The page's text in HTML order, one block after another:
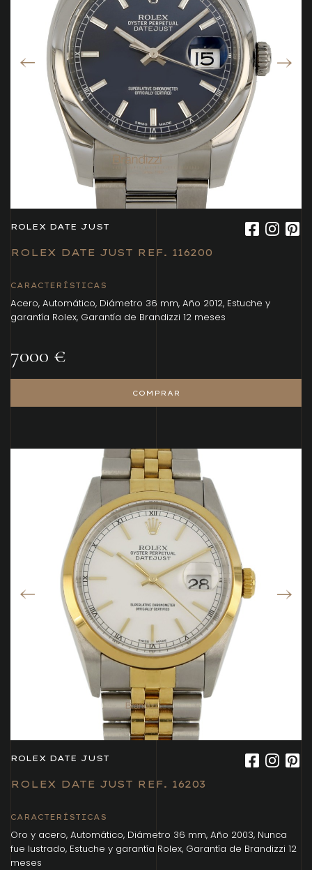
ROLEX DATE JUST
ROLEX DATE JUST REF. 116200
CARACTERÍSTICAS
Acero, Automático, Diámetro 36 mm, Año 2012, Estuche y
garantía Rolex, Garantía de Brandizzi 12 meses
7000 €
COMPRAR
ROLEX DATE JUST
ROLEX DATE JUST REF. 16203
CARACTERÍSTICAS
Oro y acero, Automático, Diámetro 36 mm, Año 2003, Nunca
fue lustrado, Estuche y garantía Rolex, Garantía de Brandizzi 12
meses